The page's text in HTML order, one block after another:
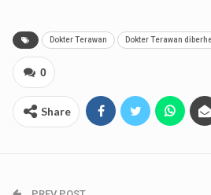
Dokter Terawan Dokter Terawan
0
Share